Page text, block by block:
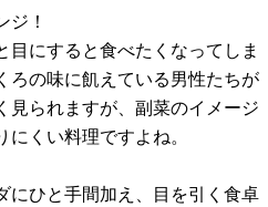
ジ！
目にすると食べたくなってしま
ろの味に飢えている男性たちが
見られますが、副菜のイメージ
くい料理ですよね。
にひと手間加え、目を引く食卓